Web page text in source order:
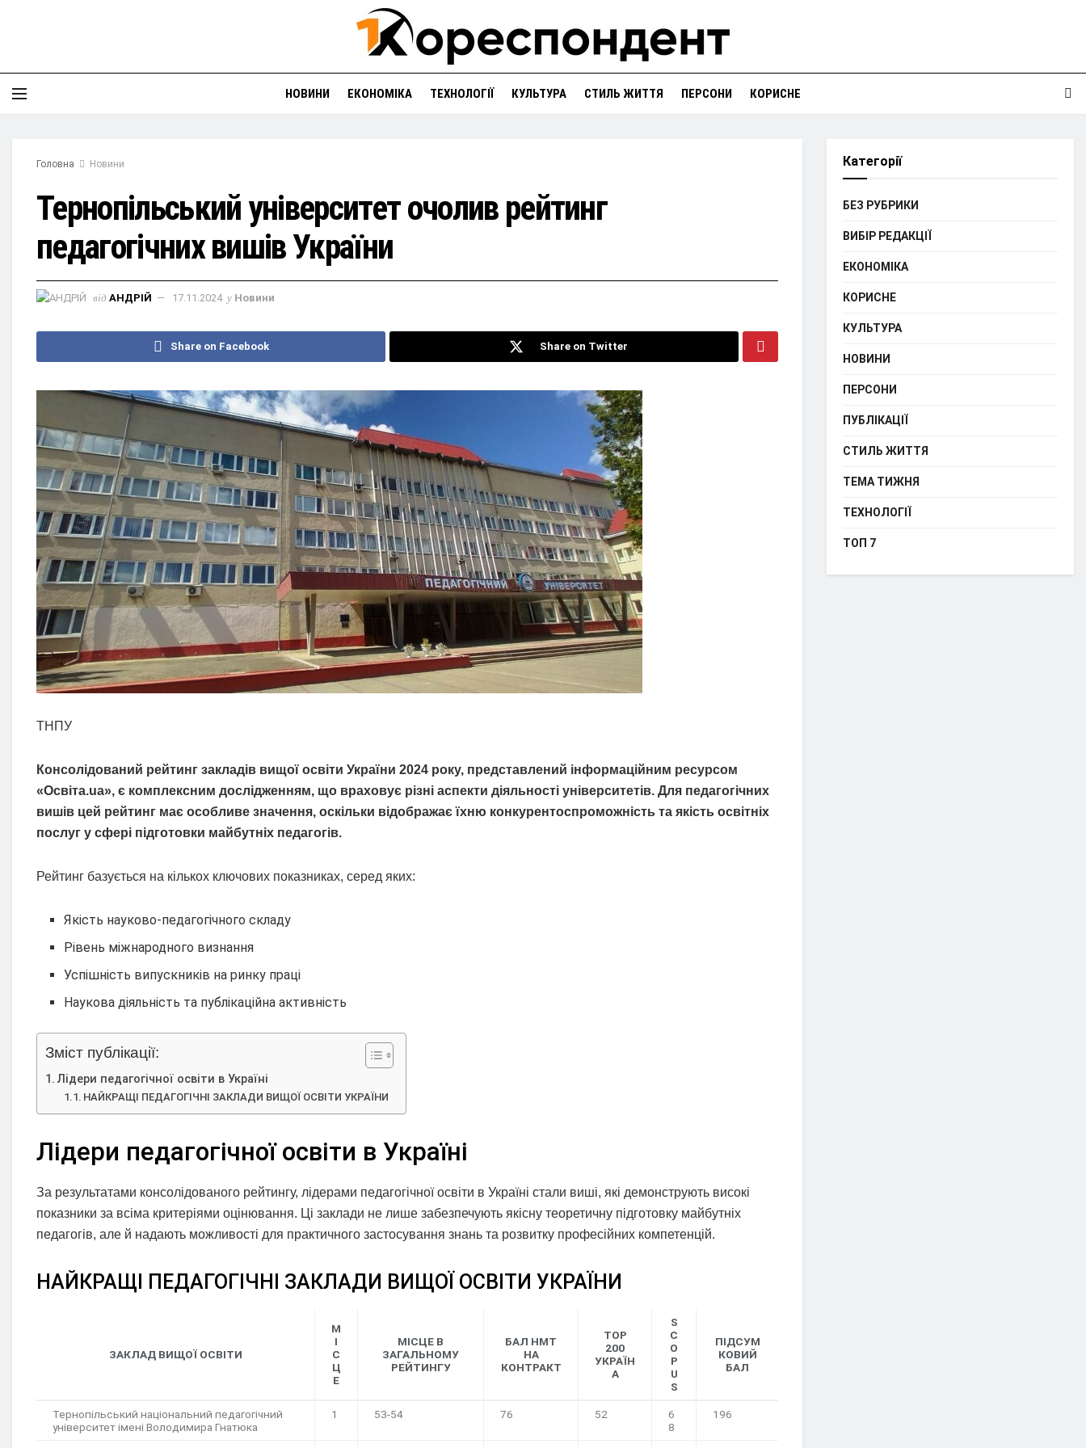
НОВИНИ ЕКОНОМІКА ТЕХНОЛОГІЇ КУЛЬТУРА СТИЛЬ ЖИТТЯ ПЕРСОНИ КОРИСНЕ
Головна Новини
Тернопільський університет очолив рейтинг
педагогічних вишів України
від АНДРІЙ 17.11.2024 у Новини
Share on Facebook Share on Twitter
ТНПУ
Консолідований рейтинг закладів вищої освіти України 2024 року, представлений інформаційним ресурсом
«Освіта.ua», є комплексним дослідженням, що враховує різні аспекти діяльності університетів. Для педагогічних
вишів цей рейтинг має особливе значення, оскільки відображає їхню конкурентоспроможність та якість освітніх
послуг у сфері підготовки майбутніх педагогів.
Рейтинг базується на кількох ключових показниках, серед яких:
Якість науково-педагогічного складу
Рівень міжнародного визнання
Успішність випускників на ринку праці
Наукова діяльність та публікаційна активність
Зміст публікації:
Лідери педагогічної освіти в Україні
НАЙКРАЩІ ПЕДАГОГІЧНІ ЗАКЛАДИ ВИЩОЇ ОСВІТИ УКРАЇНИ
Лідери педагогічної освіти в Україні
За результатами консолідованого рейтингу, лідерами педагогічної освіти в Україні стали виші, які демонструють високі
показники за всіма критеріями оцінювання. Ці заклади не лише забезпечують якісну теоретичну підготовку майбутніх
педагогів, але й надають можливості для практичного застосування знань та розвитку професійних компетенцій.
НАЙКРАЩІ ПЕДАГОГІЧНІ ЗАКЛАДИ ВИЩОЇ ОСВІТИ УКРАЇНИ
ЗАКЛАД ВИЩОЇ ОСВІТИ
М
І
С
Ц
Е
МІСЦЕ В
ЗАГАЛЬНОМУ
РЕЙТИНГУ
БАЛ НМТ
НА
КОНТРАКТ
ТОР
200
УКРАЇН
А
S
C
O
P
U
S
ПІДСУМ
КОВИЙ
БАЛ
Тернопільський національний педагогічний
університет імені Володимира Гнатюка
1 53-54 76 52
6
8
196
Категорії
БЕЗ РУБРИКИ
ВИБІР РЕДАКЦІЇ
ЕКОНОМІКА
КОРИСНЕ
КУЛЬТУРА
НОВИНИ
ПЕРСОНИ
ПУБЛІКАЦІЇ
СТИЛЬ ЖИТТЯ
ТЕМА ТИЖНЯ
ТЕХНОЛОГІЇ
ТОП 7